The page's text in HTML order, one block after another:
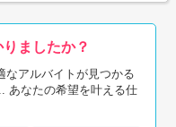
ましたか？
なアルバイトが見つかる
あなたの希望を叶える仕